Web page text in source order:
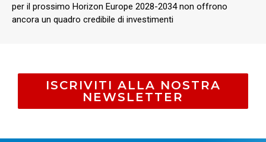
per il prossimo Horizon Europe 2028-2034 non offrono
ancora un quadro credibile di investimenti
ISCRIVITI ALLA NOSTRA
NEWSLETTER